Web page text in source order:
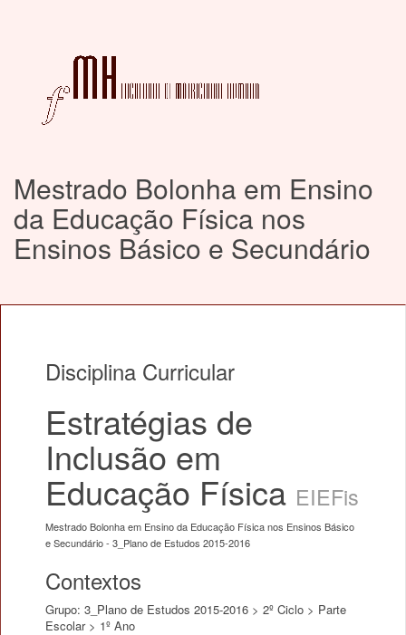
Mestrado Bolonha em Ensino
da Educação Física nos
Ensinos Básico e Secundário
Disciplina Curricular
Estratégias de
Inclusão em
Educação Física EIEFis
Mestrado Bolonha em Ensino da Educação Física nos Ensinos Básico
e Secundário - 3_Plano de Estudos 2015-2016
Contextos
Grupo: 3_Plano de Estudos 2015-2016 > 2º Ciclo > Parte
Escolar > 1º Ano